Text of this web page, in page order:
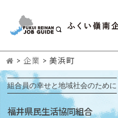
> 企業 > 美浜町
組合員の幸せと地域社会のために
福井県民生活協同組合